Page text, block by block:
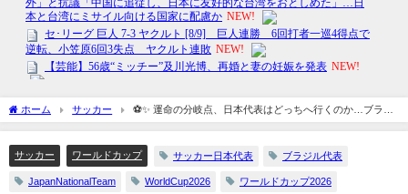
ホーム サッカー
⚽✨ 運命の分岐点、日本代表はどっちへ行くのか…ブラジ
ルかモロッコかの衝撃シナリオ
サッカー ワールドカップ サッカー日本代表 ブラジル代表
JapanNationalTeam WorldCup2026 ワールドカップ2026